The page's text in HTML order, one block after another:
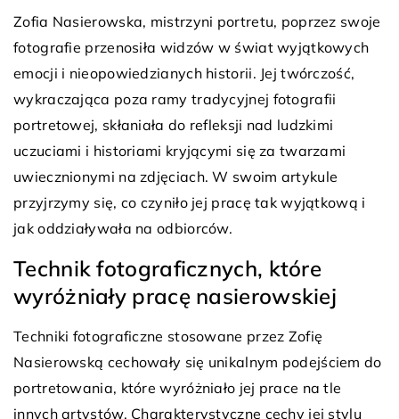
Zofia Nasierowska, mistrzyni portretu, poprzez swoje
fotografie przenosiła widzów w świat wyjątkowych
emocji i nieopowiedzianych historii. Jej twórczość,
wykraczająca poza ramy tradycyjnej fotografii
portretowej, skłaniała do refleksji nad ludzkimi
uczuciami i historiami kryjącymi się za twarzami
uwiecznionymi na zdjęciach. W swoim artykule
przyjrzymy się, co czyniło jej pracę tak wyjątkową i
jak oddziaływała na odbiorców.
Technik fotograficznych, które
wyróżniały pracę nasierowskiej
Techniki fotograficzne stosowane przez Zofię
Nasierowską cechowały się unikalnym podejściem do
portretowania, które wyróżniało jej prace na tle
innych artystów. Charakterystyczne cechy jej stylu